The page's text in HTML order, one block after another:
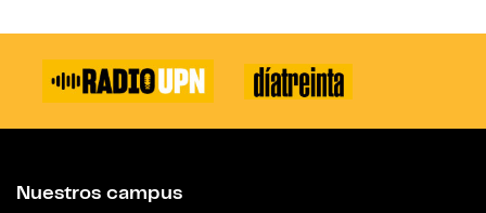
Nuestros campus